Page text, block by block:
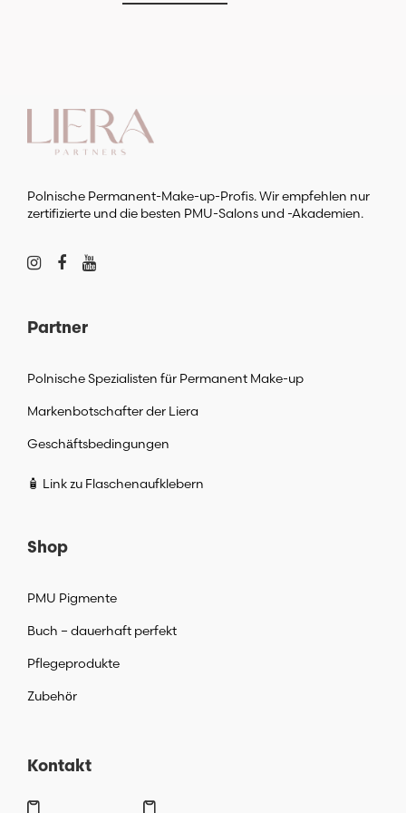
Polnische Permanent-Make-up-Profis. Wir empfehlen nur
zertifizierte und die besten PMU-Salons und -Akademien.
Partner
Polnische Spezialisten für Permanent Make-up
Markenbotschafter der Liera
Geschäftsbedingungen
🧴 Link zu Flaschenaufklebern
Shop
PMU Pigmente
Buch – dauerhaft perfekt
Pflegeprodukte
Zubehör
Kontakt